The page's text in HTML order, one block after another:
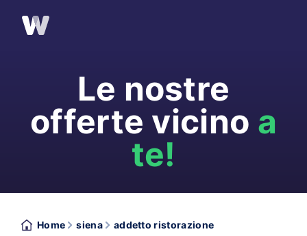
Le nostre
offerte vicino a
te!
Home siena addetto ristorazione